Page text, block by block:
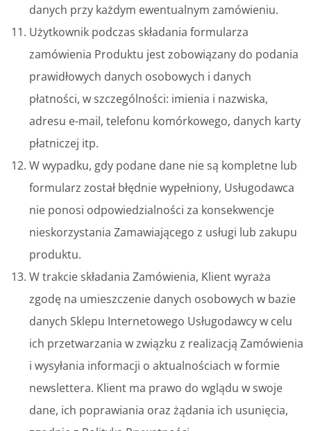
danych przy każdym ewentualnym zamówieniu.
Użytkownik podczas składania formularza
zamówienia Produktu jest zobowiązany do podania
prawidłowych danych osobowych i danych
płatności, w szczególności: imienia i nazwiska,
adresu e-mail, telefonu komórkowego, danych karty
płatniczej itp.
W wypadku, gdy podane dane nie są kompletne lub
formularz został błędnie wypełniony, Usługodawca
nie ponosi odpowiedzialności za konsekwencje
nieskorzystania Zamawiającego z usługi lub zakupu
produktu.
W trakcie składania Zamówienia, Klient wyraża
zgodę na umieszczenie danych osobowych w bazie
danych Sklepu Internetowego Usługodawcy w celu
ich przetwarzania w związku z realizacją Zamówienia
i wysyłania informacji o aktualnościach w formie
newslettera. Klient ma prawo do wglądu w swoje
dane, ich poprawiania oraz żądania ich usunięcia,